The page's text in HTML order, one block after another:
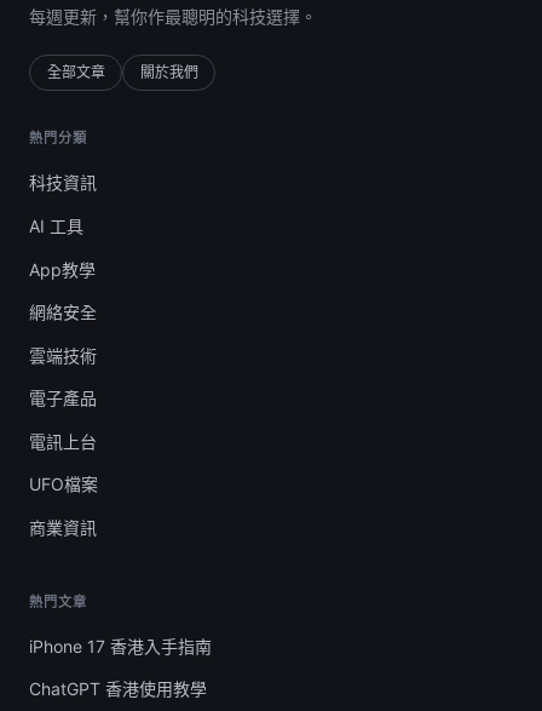
每週更新，幫你作最聰明的科技選擇。
全部文章 關於我們
熱門分類
科技資訊
AI 工具
App教學
網絡安全
雲端技術
電子產品
電訊上台
UFO檔案
商業資訊
熱門文章
iPhone 17 香港入手指南
ChatGPT 香港使用教學